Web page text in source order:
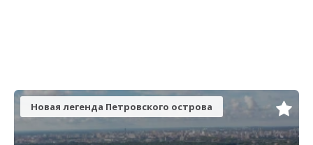
Новая легенда Петровского острова